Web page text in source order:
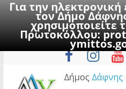
Για την
τον Δήμο
χρησιμοποιείτε
Πρωτοκόλλου:
to
Πέμπτη, 6
Δήμος Δάφνης